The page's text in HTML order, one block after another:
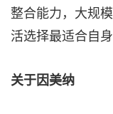
整合能力，大规
活选择最适合自
关于因美纳